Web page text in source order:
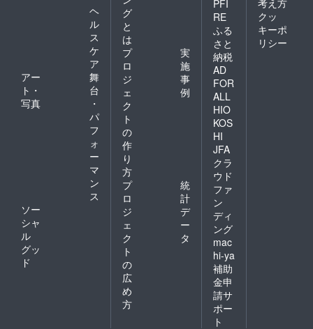
ヘ
ル
ス
ケ
ア
アー
ト・
写真
舞
台
・
パ
フ
ォ
ー
マ
ン
ス
ソー
シャ
ル
グッ
ド
グ
と
は
プ
ロ
ジ
ェ
ク
ト
の
作
り
方
実
施
事
例
プ
ロ
ジ
ェ
ク
ト
の
広
め
方
統
計
デ
ー
タ
PFI
RE
ふる
さと
納税
AD
FOR
ALL
HIO
KOS
HI
JFA
クラ
ウド
ファ
ン
ディ
ング
mac
hi-ya
補助
金申
請サ
ポー
ト
クッ
キーポ
リシー